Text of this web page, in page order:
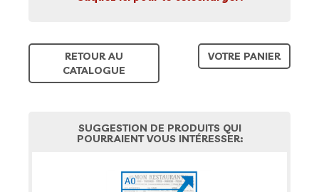
RETOUR AU
CATALOGUE
VOTRE PANIER
SUGGESTION DE PRODUITS QUI
POURRAIENT VOUS INTÉRESSER: